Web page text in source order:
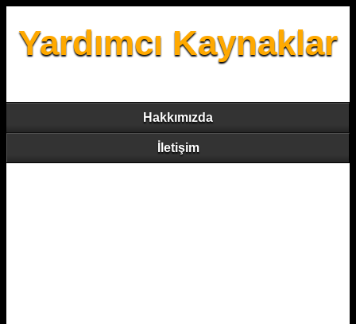
Yardımcı Kaynaklar
Hakkımızda
İletişim